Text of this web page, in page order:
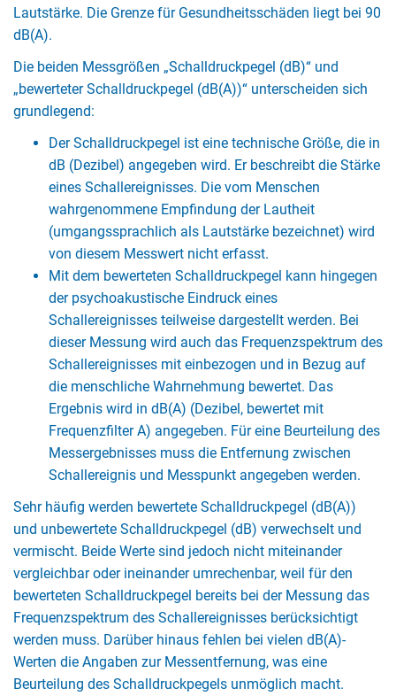
Lautstärke. Die Grenze für Gesundheitsschäden liegt bei 90
dB(A).
Die beiden Messgrößen „Schalldruckpegel (dB)“ und
„bewerteter Schalldruckpegel (dB(A))“ unterscheiden sich
grundlegend:
Der Schalldruckpegel ist eine technische Größe, die in
dB (Dezibel) angegeben wird. Er beschreibt die Stärke
eines Schallereignisses. Die vom Menschen
wahrgenommene Empfindung der Lautheit
(umgangssprachlich als Lautstärke bezeichnet) wird
von diesem Messwert nicht erfasst.
Mit dem bewerteten Schalldruckpegel kann hingegen
der psychoakustische Eindruck eines
Schallereignisses teilweise dargestellt werden. Bei
dieser Messung wird auch das Frequenzspektrum des
Schallereignisses mit einbezogen und in Bezug auf
die menschliche Wahrnehmung bewertet. Das
Ergebnis wird in dB(A) (Dezibel, bewertet mit
Frequenzfilter A) angegeben. Für eine Beurteilung des
Messergebnisses muss die Entfernung zwischen
Schallereignis und Messpunkt angegeben werden.
Sehr häufig werden bewertete Schalldruckpegel (dB(A))
und unbewertete Schalldruckpegel (dB) verwechselt und
vermischt. Beide Werte sind jedoch nicht miteinander
vergleichbar oder ineinander umrechenbar, weil für den
bewerteten Schalldruckpegel bereits bei der Messung das
Frequenzspektrum des Schallereignisses berücksichtigt
werden muss. Darüber hinaus fehlen bei vielen dB(A)-
Werten die Angaben zur Messentfernung, was eine
Beurteilung des Schalldruckpegels unmöglich macht.